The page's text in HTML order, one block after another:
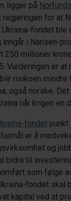
ligger på
for at
Ukraina-fondet ble
i Nansen-
250 millioner
Vurderingen er at
risikoen
også norske.
når krigen en
fondet
er å
og
bidra til
som følge
fondet skal
kapital ved at